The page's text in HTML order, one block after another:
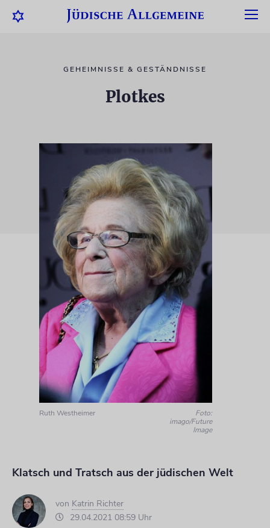
GEHEIMNISSE & GESTÄNDNISSE
Plotkes
Ruth Westheimer
Foto:
imago/Future
Image
Klatsch und Tratsch aus der jüdischen Welt
von Katrin Richter
29.04.2021 08:59 Uhr